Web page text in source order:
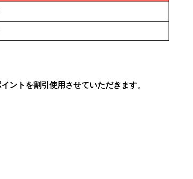
ントを割引使用させていただきます。